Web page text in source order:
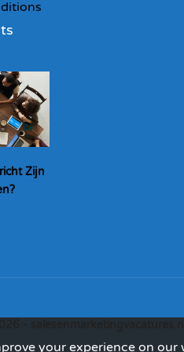
Zijn
your experience on